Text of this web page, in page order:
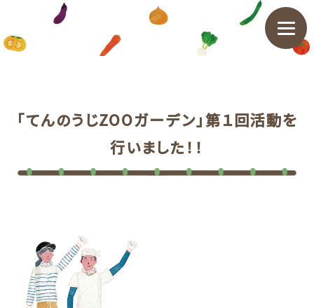
「てんのうじZOOガーデン」第１回活動を
行いました！！